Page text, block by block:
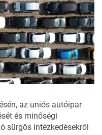
az uniós autóipar
és minőségi
sürgős intézkedésekről